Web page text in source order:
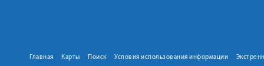
Главная Карты Поиск Условия использования информации